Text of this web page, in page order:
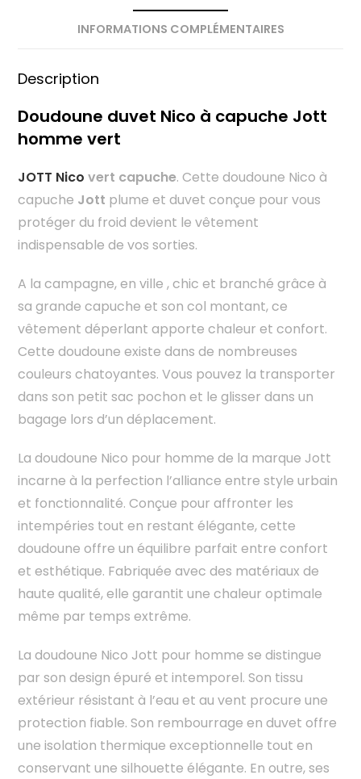
INFORMATIONS COMPLÉMENTAIRES
Description
Doudoune duvet Nico à capuche Jott
homme vert
JOTT Nico vert capuche. Cette doudoune Nico à
capuche Jott plume et duvet conçue pour vous
protéger du froid devient le vêtement
indispensable de vos sorties.
A la campagne, en ville , chic et branché grâce à
sa grande capuche et son col montant, ce
vêtement déperlant apporte chaleur et confort.
Cette doudoune existe dans de nombreuses
couleurs chatoyantes. Vous pouvez la transporter
dans son petit sac pochon et le glisser dans un
bagage lors d’un déplacement.
La doudoune Nico pour homme de la marque Jott
incarne à la perfection l’alliance entre style urbain
et fonctionnalité. Conçue pour affronter les
intempéries tout en restant élégante, cette
doudoune offre un équilibre parfait entre confort
et esthétique. Fabriquée avec des matériaux de
haute qualité, elle garantit une chaleur optimale
même par temps extrême.
La doudoune Nico Jott pour homme se distingue
par son design épuré et intemporel. Son tissu
extérieur résistant à l’eau et au vent procure une
protection fiable. Son rembourrage en duvet offre
une isolation thermique exceptionnelle tout en
conservant une silhouette élégante. En outre, ses